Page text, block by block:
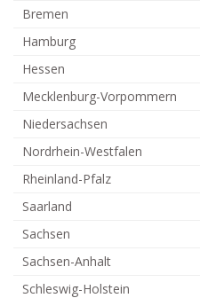
Bremen
Hamburg
Hessen
Mecklenburg-Vorpommern
Niedersachsen
Nordrhein-Westfalen
Rheinland-Pfalz
Saarland
Sachsen
Sachsen-Anhalt
Schleswig-Holstein